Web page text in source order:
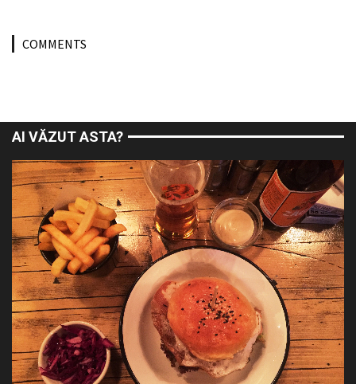
COMMENTS
AI VĂZUT ASTA?